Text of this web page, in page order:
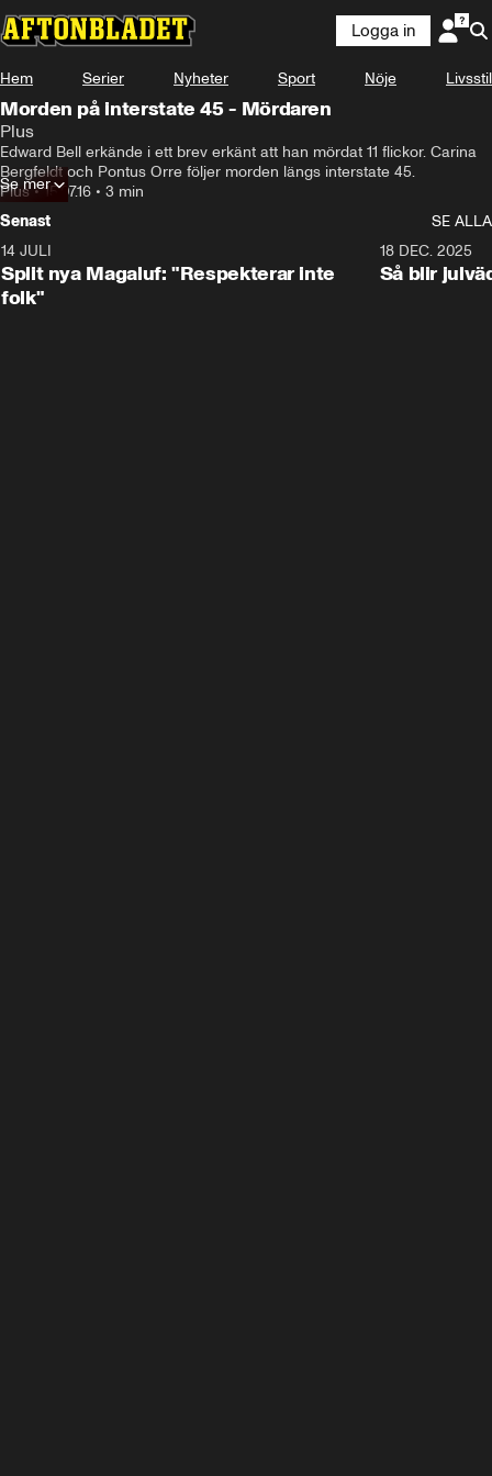
Logga in
Hem Serier Nyheter Sport Nöje Livsstil
Morden på interstate 45 - Mördaren
Plus
Edward Bell erkände i ett brev erkänt att han mördat 11 flickor. Carina
Bergfeldt och Pontus Orre följer morden längs interstate 45.
Plus•15.07.16 • 3 min
Se mer
Senast
SE ALLA
14 JULI
Split nya Magaluf: "Respekterar inte
folk"
18 DEC. 2025
Så blir